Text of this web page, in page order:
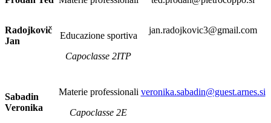
Radojkovič
Jan
Educazione sportiva
Capoclasse 2ITP
jan.radojkovic3@gmail.com
Sabadin
Veronika
Materie professionali
Capoclasse 2E
veronika.sabadin@guest.arnes.si